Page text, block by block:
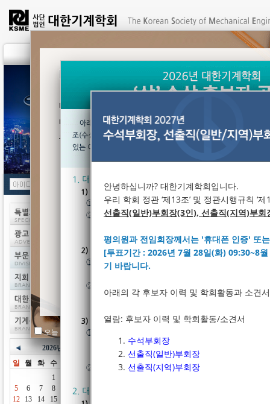
오늘 이 창을 열지 않음
안녕하십니까? 대한기계학회입니다.
우리 학회 정관 ‘제13조’ 및 정관시행규칙 ‘
선출직(일반)부회장(3인), 선출직(지역)부회
평의원과 전임회장께서는 '휴대폰 인증' 또
[투표기간 : 2026년 7월 28일(화) 09:30~8
기 바랍니다.
아래의 각 후보자 이력 및 학회활동과 소견
열람: 후보자 이력 및 학회활동/소견서
수석부회장
선출직(일반)부회장
선출직(지역)부회장
2026년 7월
일
월 화 수
토
1
5
6 7 8 10
11
12
13 14 15 17
[여성과총] 2026년 제17회 미래인재상
[한국공학한림원] 2026년 한국공학한
[WISET] 과학기술정보통신부 2026년
[과총] 포상사업 심사위원 Pool 구성을
[대한수학회] 2026년 「올해의 최석정
[한국유연인쇄전자학회] ICFPE 2026